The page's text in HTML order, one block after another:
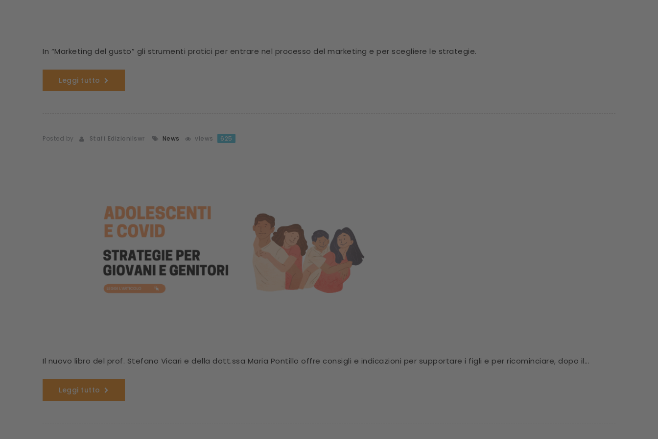
In “Marketing del gusto” gli strumenti pratici per entrare nel processo del marketing e per scegliere le strategie.
Leggi tutto
Posted by Staff Edizionilswr News views 625
Il nuovo libro del prof. Stefano Vicari e della dott.ssa Maria Pontillo offre consigli e indicazioni per supportare i figli e per ricominciare, dopo il...
Leggi tutto